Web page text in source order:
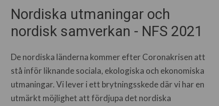
Nordiska utmaningar och
nordisk samverkan - NFS 2021
De nordiska länderna kommer efter Coronakrisen att
stå inför liknande sociala, ekologiska och ekonomiska
utmaningar. Vi lever i ett brytningsskede där vi har en
utmärkt möjlighet att fördjupa det nordiska